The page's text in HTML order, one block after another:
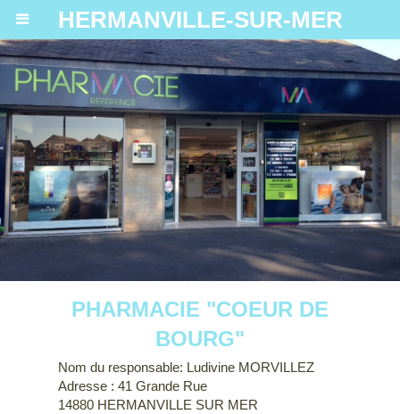
HERMANVILLE-SUR-MER
PHARMACIE "COEUR DE
BOURG"
Nom du responsable: Ludivine MORVILLEZ
Adresse : 41 Grande Rue
14880 HERMANVILLE SUR MER